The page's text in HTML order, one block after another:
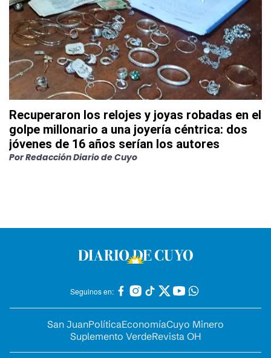
Recuperaron los relojes y joyas robadas en el
golpe millonario a una joyería céntrica: dos
jóvenes de 16 años serían los autores
PorRedacción Diario de Cuyo
Seguinos en:
San JuanPolíticaEconomíaCuyo Minero
Suplemento VerdeRevista OH